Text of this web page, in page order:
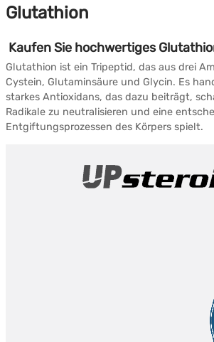
Glutathion
Kaufen Sie hochwertiges
Glutathion ist ein Tripeptid, das aus drei
Cystein, Glutaminsäure und Glycin. Es
starkes Antioxidans, das dazu beiträgt,
Radikale zu neutralisieren und eine
Entgiftungsprozessen des Körpers spielt.